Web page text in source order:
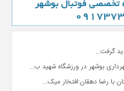
گرفت...
بوشهر در ورزشگاه شهید ب...
با رضا دهقان:افتخار میک...